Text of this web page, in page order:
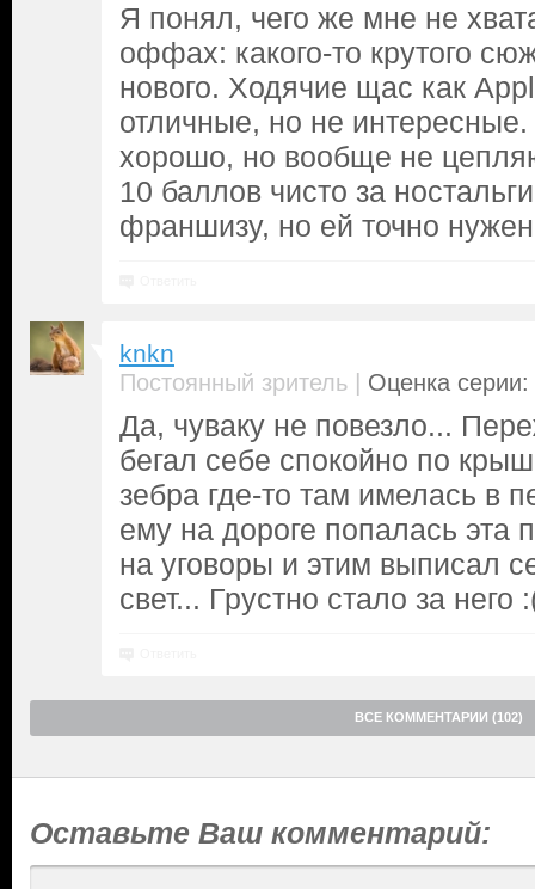
Я понял, чего же мне не
оффах: какого-то крутого
нового. Ходячие щас как
отличные, но не
хорошо, но вообще не
10 баллов чисто за
франшизу, но ей точно
knkn
Постоянный зритель | Оценка серии:
Да, чуваку не повезло...
бегал себе спокойно по
зебра где-то там имелась в
ему на дороге попалась эта
на уговоры и этим выписал
свет... Грустно стало за него
ВСЕ КОММЕНТАРИИ (102)
Оставьте Ваш комментарий: